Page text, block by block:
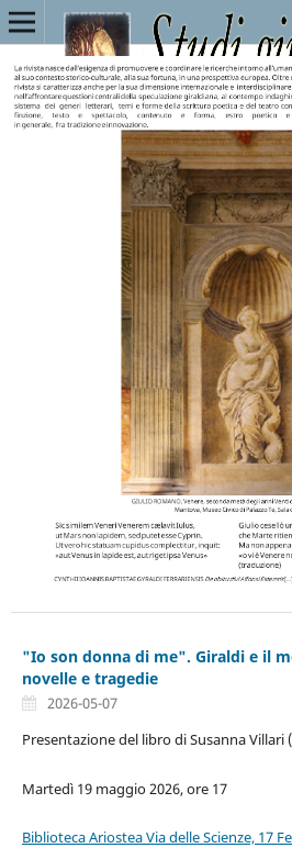
"Io son donna di me". Giraldi e il
novelle e tragedie
2026-05-07
Presentazione del libro di Susanna Villari
Martedì 19 maggio 2026, ore 17
Biblioteca Ariostea Via delle Scienze, 17